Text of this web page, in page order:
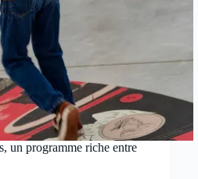
un programme riche entre